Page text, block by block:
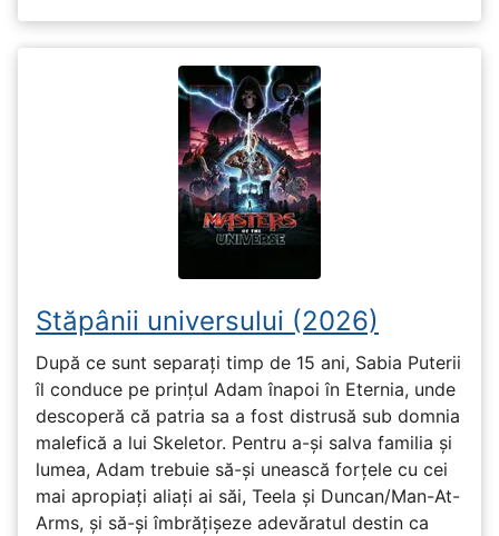
Stăpânii universului (2026)
După ce sunt separați timp de 15 ani, Sabia Puterii
îl conduce pe prințul Adam înapoi în Eternia, unde
descoperă că patria sa a fost distrusă sub domnia
malefică a lui Skeletor. Pentru a-și salva familia și
lumea, Adam trebuie să-și unească forțele cu cei
mai apropiați aliați ai săi, Teela și Duncan/Man-At-
Arms, și să-și îmbrățișeze adevăratul destin ca